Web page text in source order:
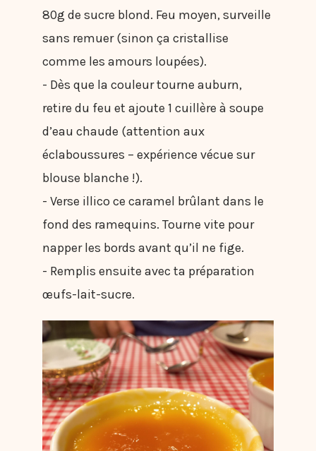
80g de sucre blond. Feu moyen, surveille
sans remuer (sinon ça cristallise
comme les amours loupées).
- Dès que la couleur tourne auburn,
retire du feu et ajoute 1 cuillère à soupe
d’eau chaude (attention aux
éclaboussures – expérience vécue sur
blouse blanche !).
- Verse illico ce caramel brûlant dans le
fond des ramequins. Tourne vite pour
napper les bords avant qu’il ne fige.
- Remplis ensuite avec ta préparation
œufs-lait-sucre.